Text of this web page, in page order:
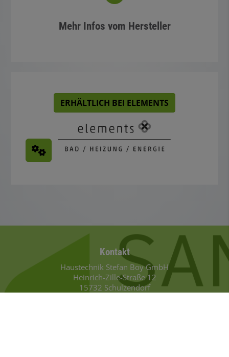
Mehr Infos vom Hersteller
ERHÄLTLICH BEI ELEMENTS
Footer - Kontaktdaten und Öffnungszeiten
Kontakt
Haustechnik Stefan Boy GmbH
Heinrich-Zille-Straße 12
15732 Schulzendorf